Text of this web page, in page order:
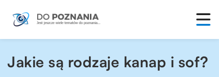
Jakie są rodzaje kanap i sof?